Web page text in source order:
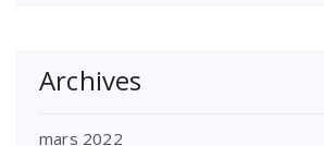
Archives
mars 2022